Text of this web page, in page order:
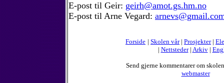
E-post til Geir: geirh@amot.gs.hm.no
E-post til Arne Vegard:
Forside | Skolen vår| Prosjekter|
| Nettsteder| Arkiv|
Send gjerne kommentarer om
webmaster